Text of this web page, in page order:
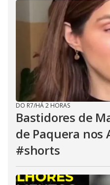
DO R7/HÁ 2 HORAS
Bastidores de
de Paquera nos
#shorts